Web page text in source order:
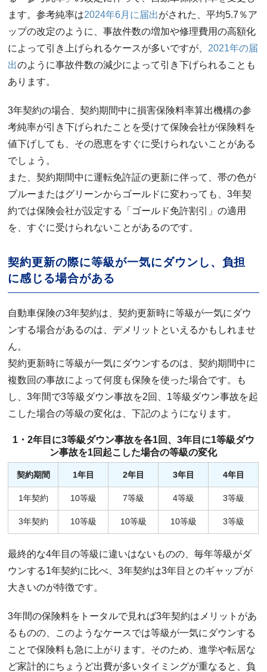
ます。参考純率は2024年6月に届出がされた、平均5.7％ア
ップの改定のように、事故件数の増加や修理費用の高額化
によって引き上げられるケースが多いですが、 2021年の届
出のように事故件数の減少によって引き下げられることも
あります。
3年契約の場合、契約期間中に損害保険料率算出機構の参
考純率が引き下げられたことを受けて保険会社が保険料を
値下げしても、その恩恵をすぐに受けられないことがある
でしょう。
また、契約期間中に運転免許証の更新に伴って、帯の色が
ブルーまたはグリーンからゴールドに変わっても、3年契
約では保険会社が設定する「ゴールド免許割引」の適用
を、すぐに受けられないことがあるのです。
契約更新の際に等級が一気にダウンし、負担
に感じる場合がある
自動車保険の3年契約は、契約更新時に等級が一気にダウ
ンする場合があるのは、デメリットといえるかもしれませ
ん。
契約更新時に等級が一気にダウンするのは、契約期間中に
複数回の事故によって何度も保険を使った場合です。も
し、3年間で3等級ダウン事故を2回、1等級ダウン事故を起
こした場合の等級の変化は、下記のようになります。
1・2年目に3等級ダウン事故を各1回、3年目に1等級ダウ
ン事故を1回起こした場合の等級の変化
契約期間 1年目 2年目 3年目 4年目
1年契約 10等級 7等級 4等級 3等級
3年契約 10等級 10等級 10等級 3等級
最終的な4年目の等級に違いはないものの、毎年等級がダ
ウンする1年契約に比べ、3年契約は3年目とのギャップが
大きいのが特徴です。
3年間の保険料をトータルで見れば3年契約はメリットがあ
るものの、このようなケースでは等級が一気にダウンする
ことで保険料も急に上がります。そのため、進学や転居な
ど家計的にちょうど出費が多いタイミングが重なると、負